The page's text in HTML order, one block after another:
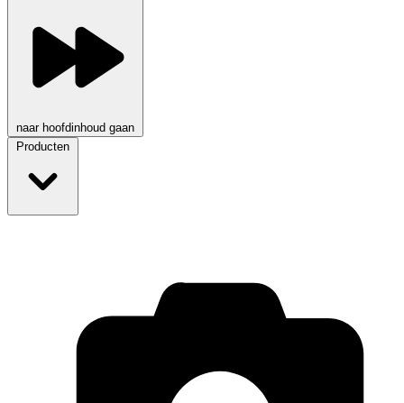
naar hoofdinhoud gaan
Producten